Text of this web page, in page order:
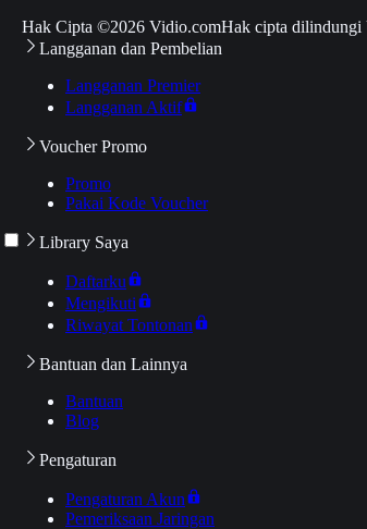
Hak Cipta ©2026 Vidio.comHak cipta dilindungi
Langganan dan Pembelian
Langganan Premier
Langganan Aktif
Voucher Promo
Promo
Pakai Kode Voucher
Library Saya
Daftarku
Mengikuti
Riwayat Tontonan
Bantuan dan Lainnya
Bantuan
Blog
Pengaturan
Pengaturan Akun
Pemeriksaan Jaringan